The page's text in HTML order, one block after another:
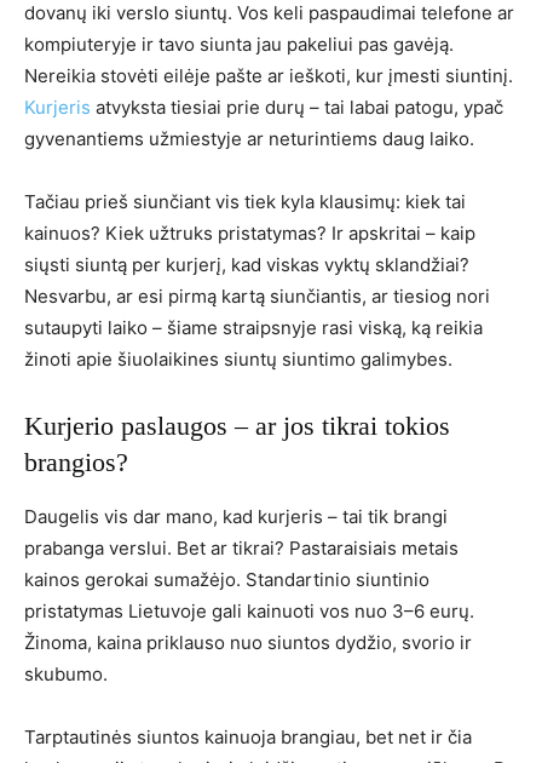
dovanų iki verslo siuntų. Vos keli paspaudimai telefone ar
kompiuteryje ir tavo siunta jau pakeliui pas gavėją.
Nereikia stovėti eilėje pašte ar ieškoti, kur įmesti siuntinį.
Kurjeris atvyksta tiesiai prie durų – tai labai patogu, ypač
gyvenantiems užmiestyje ar neturintiems daug laiko.
Tačiau prieš siunčiant vis tiek kyla klausimų: kiek tai
kainuos? Kiek užtruks pristatymas? Ir apskritai – kaip
siųsti siuntą per kurjerį, kad viskas vyktų sklandžiai?
Nesvarbu, ar esi pirmą kartą siunčiantis, ar tiesiog nori
sutaupyti laiko – šiame straipsnyje rasi viską, ką reikia
žinoti apie šiuolaikines siuntų siuntimo galimybes.
Kurjerio paslaugos – ar jos tikrai tokios
brangios?
Daugelis vis dar mano, kad kurjeris – tai tik brangi
prabanga verslui. Bet ar tikrai? Pastaraisiais metais
kainos gerokai sumažėjo. Standartinio siuntinio
pristatymas Lietuvoje gali kainuoti vos nuo 3–6 eurų.
Žinoma, kaina priklauso nuo siuntos dydžio, svorio ir
skubumo.
Tarptautinės siuntos kainuoja brangiau, bet net ir čia